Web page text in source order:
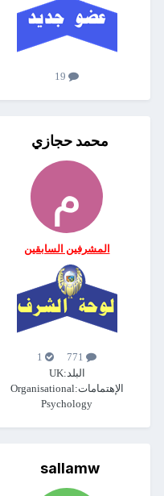
محمد حجازي
المشرفين السابقين
البلد:UK
الإهتمامات:Organisational
Psychology
sallamw